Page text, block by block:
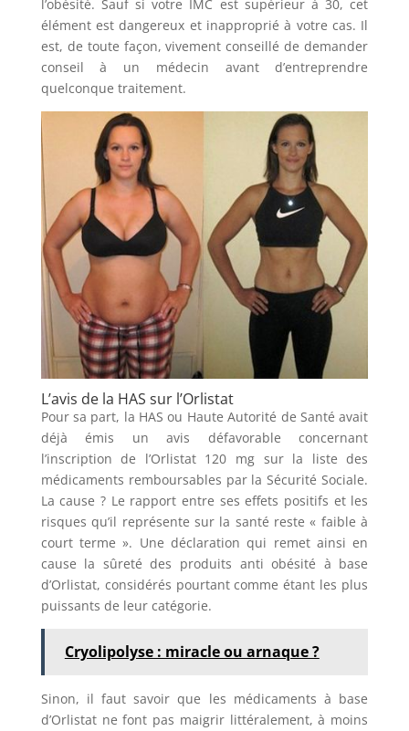
l’obésité. Sauf si votre IMC est supérieur à 30, cet
élément est dangereux et inapproprié à votre cas. Il
est, de toute façon, vivement conseillé de demander
conseil à un médecin avant d’entreprendre
quelconque traitement.
L’avis de la HAS sur l’Orlistat
Pour sa part, la HAS ou Haute Autorité de Santé avait
déjà émis un avis défavorable concernant
l’inscription de l’Orlistat 120 mg sur la liste des
médicaments remboursables par la Sécurité Sociale.
La cause ? Le rapport entre ses effets positifs et les
risques qu’il représente sur la santé reste « faible à
court terme ». Une déclaration qui remet ainsi en
cause la sûreté des produits anti obésité à base
d’Orlistat, considérés pourtant comme étant les plus
puissants de leur catégorie.
Cryolipolyse : miracle ou arnaque ?
Sinon, il faut savoir que les médicaments à base
d’Orlistat ne font pas maigrir littéralement, à moins